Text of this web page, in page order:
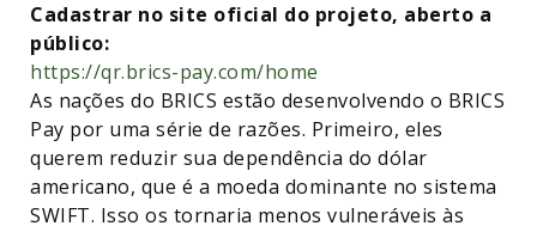
Cadastrar no site oficial do projeto, aberto a
público:
https://qr.brics-pay.com/home
As nações do BRICS estão desenvolvendo o BRICS
Pay por uma série de razões. Primeiro, eles
querem reduzir sua dependência do dólar
americano, que é a moeda dominante no sistema
SWIFT. Isso os tornaria menos vulneráveis às